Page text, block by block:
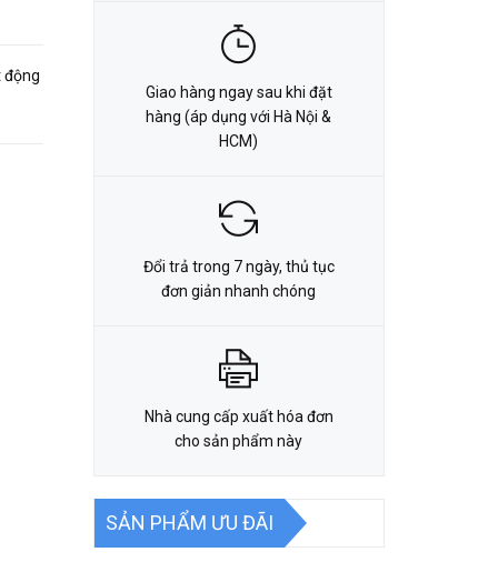
động
Giao hàng ngay sau khi đặt
hàng (áp dụng với Hà Nội &
HCM)
Đổi trả trong 7 ngày, thủ tục
đơn giản nhanh chóng
Nhà cung cấp xuất hóa đơn
cho sản phẩm này
SẢN PHẨM ƯU ĐÃI